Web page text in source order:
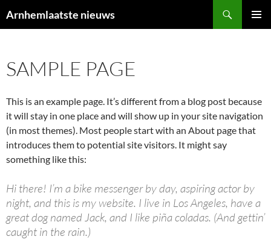
naar
Arnhemlaatste nieuws
SAMPLE PAGE
This is an example page. It’s different from a blog post because
it will stay in one place and will show up in your site navigation
(in most themes). Most people start with an About page that
introduces them to potential site visitors. It might say
something like this:
Hi there! I’m a bike messenger by day, aspiring actor by
night, and this is my website. I live in Los Angeles, have a
great dog named Jack, and I like piña coladas. (And gettin’
caught in the rain.)